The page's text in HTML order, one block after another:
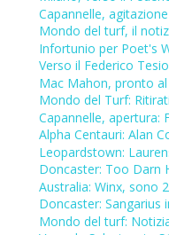
Capannelle,
Mondo del turf, il
Infortunio per Poet's
Verso il Federico
Mac Mahon, pronto
Mondo del Turf:
Capannelle, apertura:
Alpha Centauri: Alan
Leopardstown:
Doncaster: Too Darn
Australia: Winx, sono
Doncaster: Sangarius
Mondo del turf: